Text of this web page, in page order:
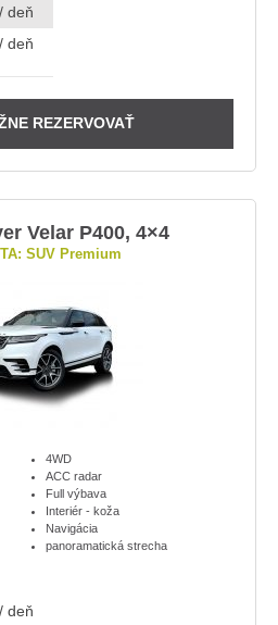
deň
deň
REZERVOVAŤ
Velar P400, 4×4
SUV Premium
4WD
ACC radar
Full výbava
Interiér - koža
Navigácia
panoramatická strecha
deň